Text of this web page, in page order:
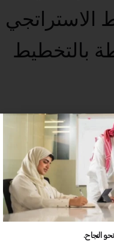
الاستراتجي
بالتخطيط
- ​​إلى الأبد!
النجاح.